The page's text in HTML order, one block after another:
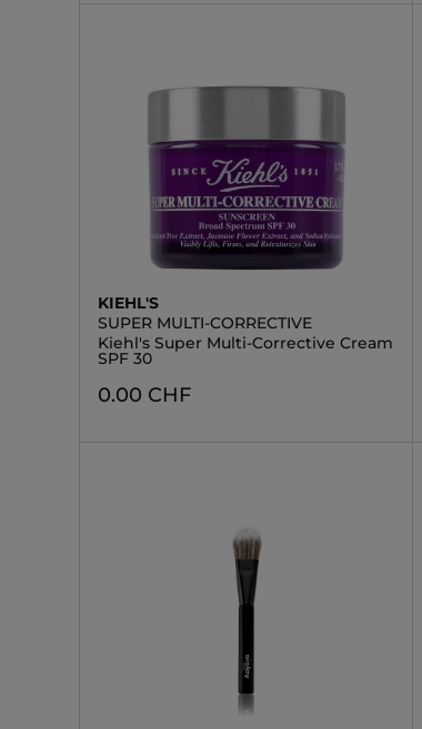
KIEHL'S
SUPER MULTI-CORRECTIVE
Kiehl's Super Multi-Corrective Cream
SPF 30
0.00 CHF